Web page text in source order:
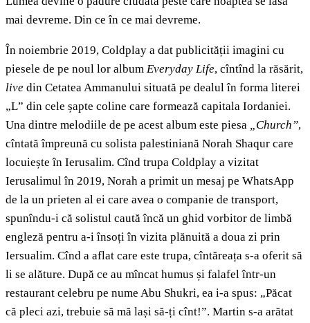
mai devreme. Din ce în ce mai devreme.
În noiembrie 2019, Coldplay a dat publicității imagini cu
piesele de pe noul lor album Everyday Life, cîntînd la răsărit,
live din Cetatea Ammanului situată pe dealul în forma literei
„L” din cele șapte coline care formează capitala Iordaniei.
Una dintre melodiile de pe acest album este piesa „Church”,
cîntată împreună cu solista palestiniană Norah Shaqur care
locuiește în Ierusalim. Cînd trupa Coldplay a vizitat
Ierusalimul în 2019, Norah a primit un mesaj pe WhatsApp
de la un prieten al ei care avea o companie de transport,
spunîndu-i că solistul caută încă un ghid vorbitor de limbă
engleză pentru a-i însoți în vizita plănuită a doua zi prin
Iersualim. Cînd a aflat care este trupa, cîntăreața s-a oferit să
li se alăture. După ce au mîncat humus și falafel într-un
restaurant celebru pe nume Abu Shukri, ea i-a spus: „Păcat
că pleci azi, trebuie să mă lași să-ți cînt!”. Martin s-a arătat